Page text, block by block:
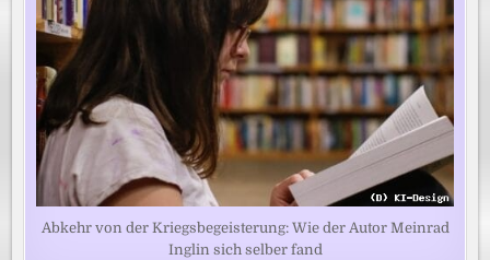
Abkehr von der Kriegsbegeisterung: Wie der Autor Meinrad
Inglin sich selber fand